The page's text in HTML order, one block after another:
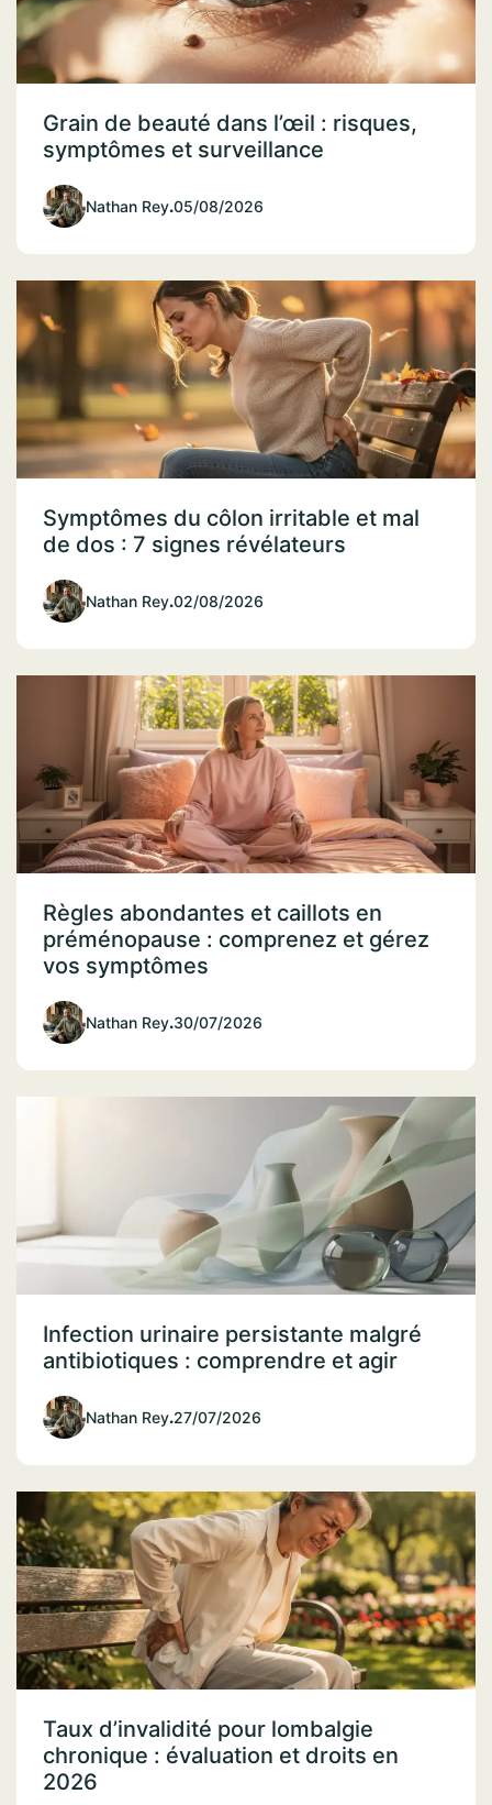
Grain de beauté dans l’œil : risques,
symptômes et surveillance
Nathan Rey.05/08/2026
Symptômes du côlon irritable et mal
de dos : 7 signes révélateurs
Nathan Rey.02/08/2026
Règles abondantes et caillots en
préménopause : comprenez et gérez
vos symptômes
Nathan Rey.30/07/2026
Infection urinaire persistante malgré
antibiotiques : comprendre et agir
Nathan Rey.27/07/2026
Taux d’invalidité pour lombalgie
chronique : évaluation et droits en
2026